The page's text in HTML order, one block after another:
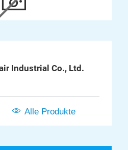
Industrial Co., Ltd.
Alle Produkte